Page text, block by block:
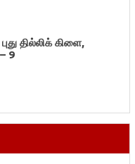
தில்லிக் கிளை,
9